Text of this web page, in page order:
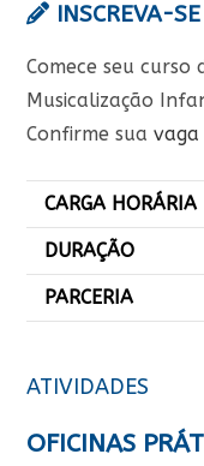
INSCREVA-
Comece seu
Musicalização
Confirme suavaga
CARGA HORÁRIA
DURAÇÃO
PARCERIA
ATIVIDADES
OFICINAS